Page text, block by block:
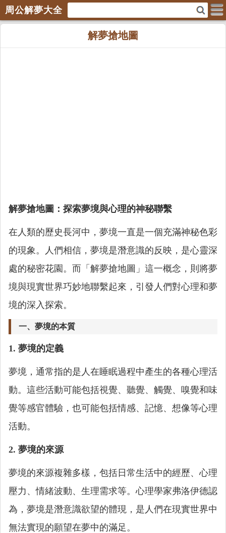
周公解夢大全
解夢搶地圖
解夢搶地圖：探索夢境與心理的神秘聯繫
在人類的歷史長河中，夢境一直是一個充滿神秘色彩
的現象。人們相信，夢境是潛意識的反映，是心靈深
處的秘密花園。而「解夢搶地圖」這一概念，則將夢
境與現實世界巧妙地聯繫起來，引發人們對心理和夢
境的深入探索。
一、夢境的本質
1. 夢境的定義
夢境，通常指的是人在睡眠過程中產生的各種心理活
動。這些活動可能包括視覺、聽覺、觸覺、嗅覺和味
覺等感官體驗，也可能包括情感、記憶、想像等心理
活動。
2. 夢境的來源
夢境的來源複雜多樣，包括日常生活中的經歷、心理
壓力、情緒波動、生理需求等。心理學家弗洛伊德認
為，夢境是潛意識欲望的體現，是人們在現實世界中
無法實現的願望在夢中的滿足。